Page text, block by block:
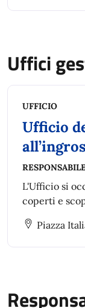
Uffici
UFFICIO
Ufficio
L'Ufficio si
coperti e
Piazza